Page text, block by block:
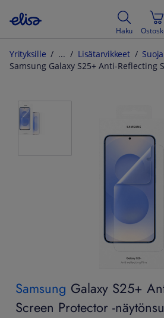
Haku
Yrityksille Lisätarvikkeet
Samsung Galaxy S25+
Screen Protector -